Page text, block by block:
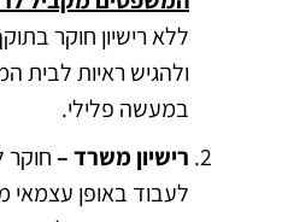
ללא רישיון חוקר
ולהגיש ראיות
במעשה פלילי.
רישיון משרד –חוקר
לעבוד באופן עצמאי